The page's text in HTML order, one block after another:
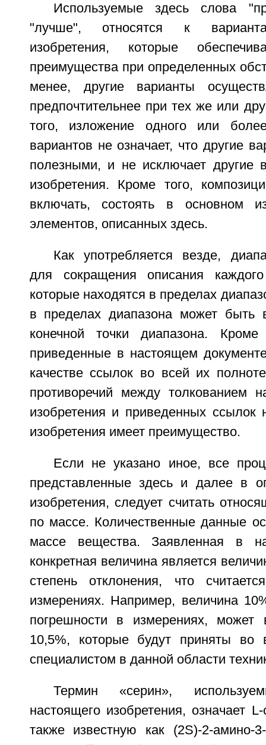
Используемые здесь слова
"лучше", относятся к
изобретения, которые
преимущества при определенных
менее, другие варианты
предпочтительнее при тех же или
того, изложение одного или
вариантов не означает, что другие
полезными, и не исключает другие
изобретения. Кроме того,
включать, состоять в основном
элементов, описанных здесь.
Как употребляется везде,
для сокращения описания
которые находятся в пределах
в пределах диапазона может быть
конечной точки диапазона.
приведенные в настоящем
качестве ссылок во всей их
противоречий между толкованием
изобретения и приведенных ссылок
изобретения имеет преимущество.
Если не указано иное, все
представленные здесь и далее в
изобретения, следует считать
по массе. Количественные данные
массе вещества. Заявленная в
конкретная величина является
степень отклонения, что
измерениях. Например, величина
погрешности в измерениях, может
10,5%, которые будут приняты во
специалистом в данной области
Термин «серин»,
настоящего изобретения, означает
также известную как (2S)-2-амино-3-